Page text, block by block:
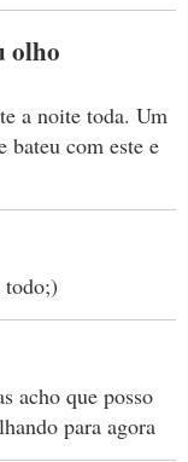
olho
a noite toda. Um
bateu com este e
todo;)
acho que posso
para agora